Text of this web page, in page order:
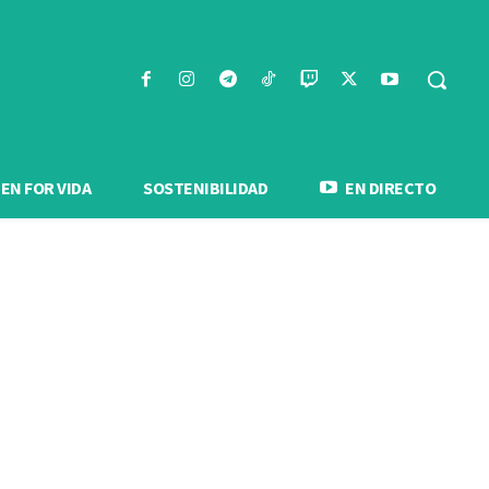
FOR VIDA SOSTENIBILIDAD EN DIRECTO